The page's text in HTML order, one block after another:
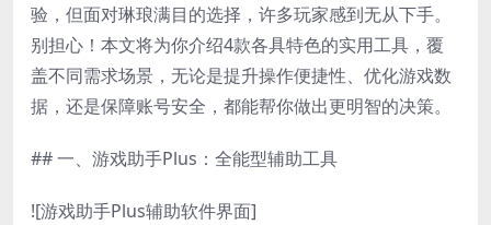
验，但面对琳琅满目的选择，许多玩家感到无从下手。
别担心！本文将为你介绍4款各具特色的实用工具，覆
盖不同需求场景，无论是提升操作便捷性、优化游戏数
据，还是保障账号安全，都能帮你做出更明智的决策。
## 一、游戏助手Plus：全能型辅助工具
![游戏助手Plus辅助软件界面]